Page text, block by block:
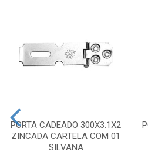
PORTA CADEADO 300X3.1X2
ZINCADA CARTELA COM 01
SILVANA